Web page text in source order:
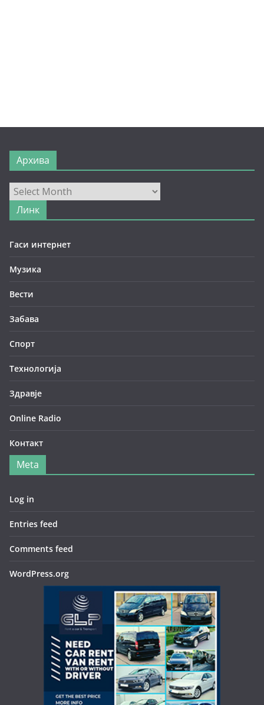
Архива
Архива
Линк
Гаси интернет
Музика
Вести
Забава
Спорт
Технологија
Здравје
Online Radio
Контакт
Meta
Log in
Entries feed
Comments feed
WordPress.org